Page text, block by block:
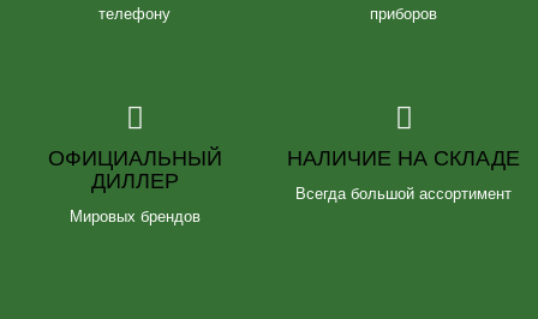
телефону
приборов
ОФИЦИАЛЬНЫЙ
ДИЛЛЕР
Мировых брендов
НАЛИЧИЕ НА СКЛАДЕ
Всегда большой ассортимент